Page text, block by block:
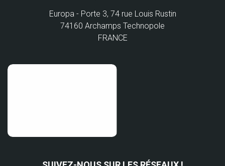
Europa - Porte 3, 74 rue Louis Rustin
74160 Archamps Technopole
FRANCE